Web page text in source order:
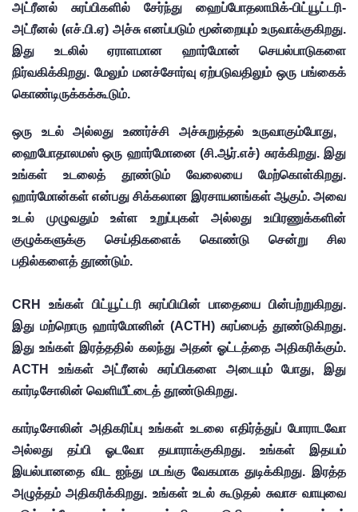
அட்ரீனல் சுரப்பிகளில் சேர்ந்து ஹைப்போதலாமிக்-பிட்யூட்டரி-
அட்ரீனல் (எச்.பி.ஏ) அச்சு எனப்படும் மூன்றையும் உருவாக்குகிறது.
இது உடலில் ஏராளமான ஹார்மோன் செயல்பாடுகளை
நிர்வகிக்கிறது. மேலும் மனச்சோர்வு ஏற்படுவதிலும் ஒரு பங்கைக்
கொண்டிருக்கக்கூடும்.
ஒரு உடல் அல்லது உணர்ச்சி அச்சுறுத்தல் உருவாகும்போது, ​​
ஹைபோதாலமஸ் ஒரு ஹார்மோனை (சி.ஆர்.எச்) சுரக்கிறது. இது
உங்கள் உடலைத் தூண்டும் வேலையை மேற்கொள்கிறது.
ஹார்மோன்கள் என்பது சிக்கலான இரசாயனங்கள் ஆகும். அவை
உடல் முழுவதும் உள்ள உறுப்புகள் அல்லது உயிரணுக்களின்
குழுக்களுக்கு செய்திகளைக் கொண்டு சென்று சில
பதில்களைத் தூண்டும்.
CRH உங்கள் பிட்யூட்டரி சுரப்பியின் பாதையை பின்பற்றுகிறது.
இது மற்றொரு ஹார்மோனின் (ACTH) சுரப்பைத் தூண்டுகிறது.
இது உங்கள் இரத்ததில் கலந்து அதன் ஓட்டத்தை அதிகரிக்கும்.
ACTH உங்கள் அட்ரீனல் சுரப்பிகளை அடையும் போது, ​​இது
கார்டிசோலின் வெளியீட்டைத் தூண்டுகிறது.
கார்டிசோலின் அதிகரிப்பு உங்கள் உடலை எதிர்த்துப் போராடவோ
அல்லது தப்பி ஓடவோ தயாராக்குகிறது. உங்கள் இதயம்
இயல்பானதை விட ஐந்து மடங்கு வேகமாக துடிக்கிறது. இரத்த
அழுத்தம் அதிகரிக்கிறது. உங்கள் உடல் கூடுதல் சுவாச வாயுவை